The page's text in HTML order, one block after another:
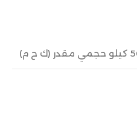
(ك ح م)